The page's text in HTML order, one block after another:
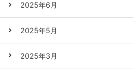
2025年6月
2025年5月
2025年3月